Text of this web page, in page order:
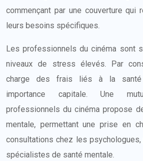
commençant par une couverture qui
leurs besoins spécifiques.
Les professionnels du cinéma sont
niveaux de stress élevés. Par
charge des frais liés à la santé
importance capitale. Une
professionnels du cinéma propose
mentale, permettant une prise en
consultations chez les
spécialistes de santé mentale.